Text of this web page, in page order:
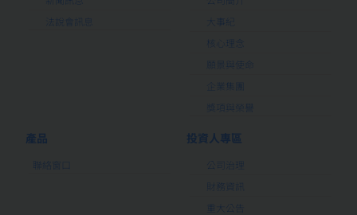
法說會訊息
大事紀
核心理念
願景與使命
企業集團
獎項與榮譽
產品
聯絡窗口
投資人專區
公司治理
財務資訊
重大公告